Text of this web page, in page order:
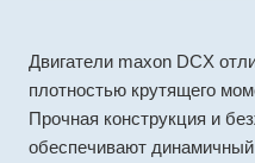
Двигатели maxon DCX
плотностью крутящего
Прочная конструкция и
обеспечивают